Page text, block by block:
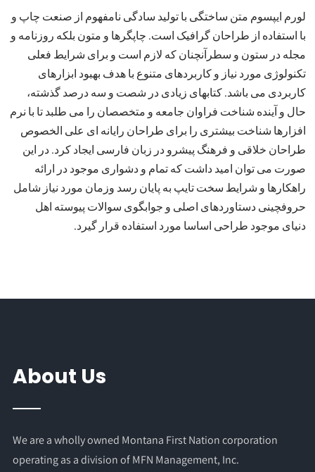
لورم ایپسوم متن ساختگی با تولید سادگی نامفهوم از صنعت چاپ و
با استفاده از طراحان گرافیک است. چاپگرها و متون بلکه روزنامه و
مجله در ستون و سطرآنچنان که لازم است و برای شرایط فعلی
تکنولوژی مورد نیاز و کاربردهای متنوع با هدف بهبود ابزارهای
کاربردی می باشد. کتابهای زیادی در شصت و سه درصد گذشته،
حال و آینده شناخت فراوان جامعه و متخصصان را می طلبد تا با نرم
افزارها شناخت بیشتری را برای طراحان رایانه ای علی الخصوص
طراحان خلاقی و فرهنگ پیشرو در زبان فارسی ایجاد کرد. در این
صورت می توان امید داشت که تمام و دشواری موجود در ارائه
راهکارها و شرایط سخت تایپ به پایان رسد وزمان مورد نیاز شامل
حروفچینی دستاوردهای اصلی و جوابگوی سوالات پیوسته اهل
دنیای موجود طراحی اساسا مورد استفاده قرار گیرد.
About Us
We are a wholly owned Montana First Nation corporation
operating as a division of MFN Management, Inc.